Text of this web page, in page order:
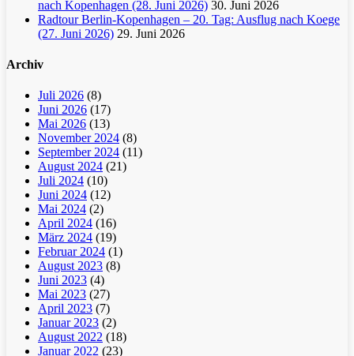
nach Kopenhagen (28. Juni 2026) 30. Juni 2026
Radtour Berlin-Kopenhagen – 20. Tag: Ausflug nach Koege
(27. Juni 2026) 29. Juni 2026
Archiv
Juli 2026 (8)
Juni 2026 (17)
Mai 2026 (13)
November 2024 (8)
September 2024 (11)
August 2024 (21)
Juli 2024 (10)
Juni 2024 (12)
Mai 2024 (2)
April 2024 (16)
März 2024 (19)
Februar 2024 (1)
August 2023 (8)
Juni 2023 (4)
Mai 2023 (27)
April 2023 (7)
Januar 2023 (2)
August 2022 (18)
Januar 2022 (23)